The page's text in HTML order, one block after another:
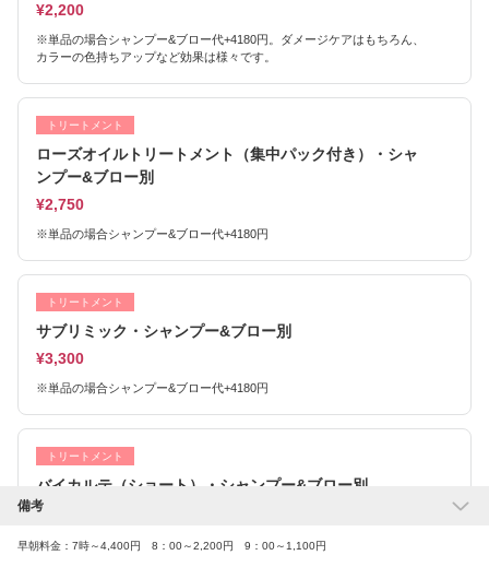
¥2,200
※単品の場合シャンプー&ブロー代+4180円。ダメージケアはもちろん、
カラーの色持ちアップなど効果は様々です。
トリートメント
ローズオイルトリートメント（集中パック付き）・シャ
ンプー&ブロー別
¥2,750
※単品の場合シャンプー&ブロー代+4180円
トリートメント
サブリミック・シャンプー&ブロー別
¥3,300
※単品の場合シャンプー&ブロー代+4180円
トリートメント
バイカルテ（ショート）・シャンプー&ブロー別
¥4,400
※単品の場合シャンプー&ブロー代+4180円
備考
早朝料金：7時～4,400円 8：00～2,200円 9：00～1,100円